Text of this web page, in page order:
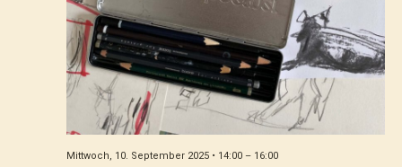
Mittwoch, 10. September 2025 • 14:00– 16:00